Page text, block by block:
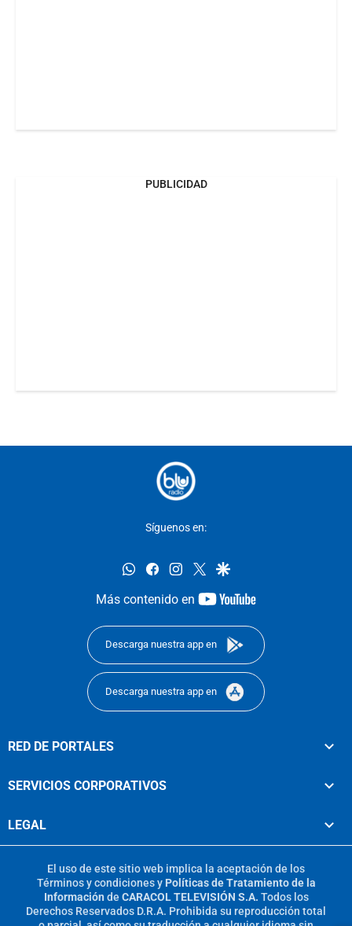
PUBLICIDAD
Síguenos en:
whatsappfacebookinstagram
twittergoogle
Más contenido en
youtube-
Descarga nuestra app en
Descarga nuestra app en
RED DE PORTALES
SERVICIOS CORPORATIVOS
LEGAL
El uso de este sitio web implica la aceptación de los
Términos y condicionesy Políticas de Tratamiento de la
Información de CARACOL TELEVISIÓN S.A. Todos los
Derechos Reservados D.R.A. Prohibida su reproducción total